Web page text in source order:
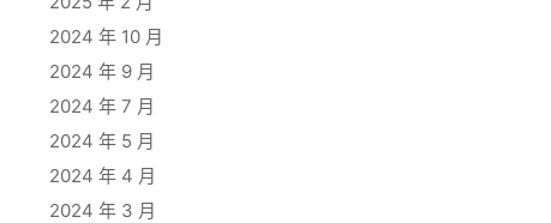
2024 年 10 月
2024 年 9 月
2024 年 7 月
2024 年 5 月
2024 年 4 月
2024 年 3 月